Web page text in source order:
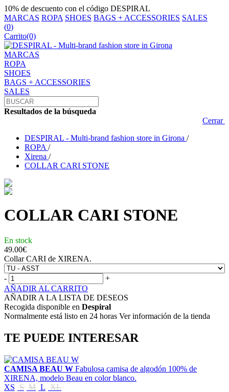
10% de descuento con el código DESPIRAL
MARCAS ROPA SHOES BAGS + ACCESSORIES SALES
(0)
Carrito(0)
MARCAS
ROPA
SHOES
BAGS + ACCESSORIES
SALES
Resultados de la búsqueda
Cerrar
DESPIRAL - Multi-brand fashion store in Girona /
ROPA /
Xirena /
COLLAR CARI STONE
COLLAR CARI STONE
En stock
49.00€
Collar CARI de XIRENA.
-
+
AÑADIR AL CARRITO
AÑADIR A LA LISTA DE DESEOS
Recogida disponible en Despiral
Normalmente está listo en 24 horas Ver información de la tienda
TE PUEDE INTERESAR
CAMISA BEAU W Fabulosa camisa de algodón 100% de
XIRENA, modelo Beau en color blanco.
XS S M L XL